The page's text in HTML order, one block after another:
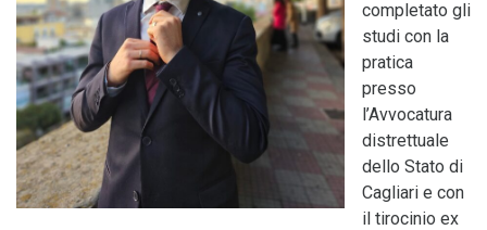
completato gli
studi con la
pratica
presso
l’Avvocatura
distrettuale
dello Stato di
Cagliari e con
il tirocinio ex